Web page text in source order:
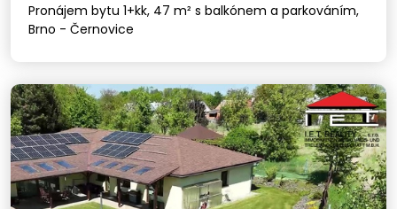
Pronájem bytu 1+kk, 47 m² s balkónem a parkováním,
Brno - Černovice